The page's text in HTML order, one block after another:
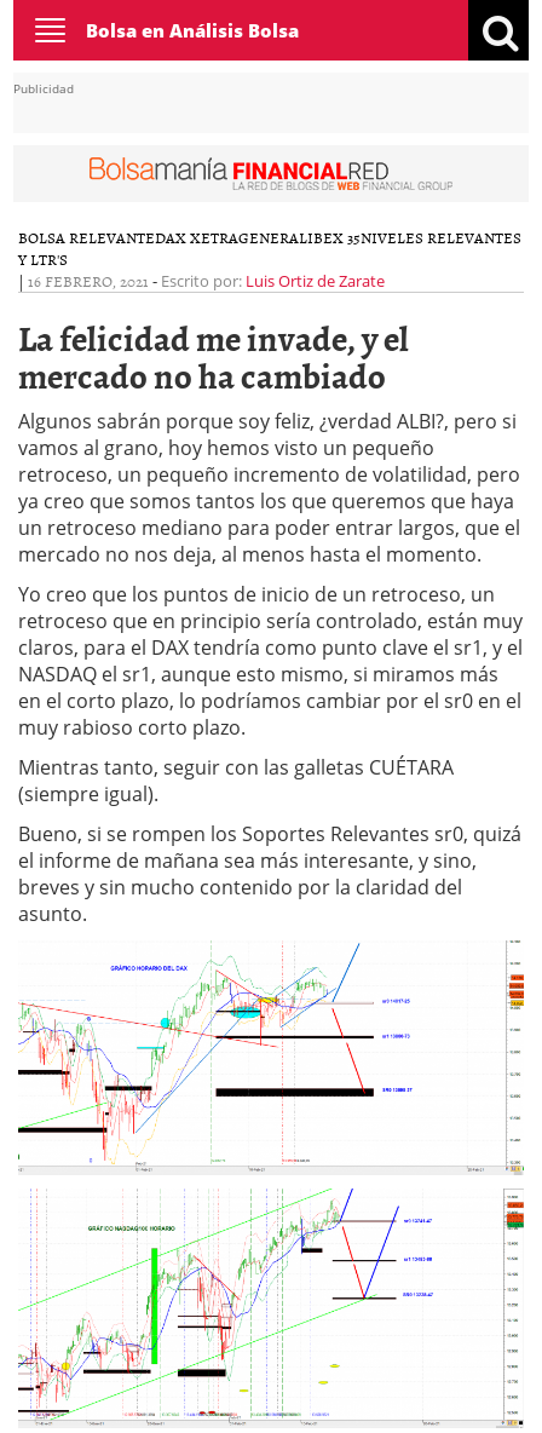
Toggle
navigation
Bolsa en Análisis Bolsa
Publicidad
BOLSA RELEVANTEDAX XETRAGENERALIBEX 35NIVELES RELEVANTES
Y LTR'S
| 16 FEBRERO, 2021 - Escrito por: Luis Ortiz de Zarate
La felicidad me invade, y el
mercado no ha cambiado
Algunos sabrán porque soy feliz, ¿verdad ALBI?, pero si
vamos al grano, hoy hemos visto un pequeño
retroceso, un pequeño incremento de volatilidad, pero
ya creo que somos tantos los que queremos que haya
un retroceso mediano para poder entrar largos, que el
mercado no nos deja, al menos hasta el momento.
Yo creo que los puntos de inicio de un retroceso, un
retroceso que en principio sería controlado, están muy
claros, para el DAX tendría como punto clave el sr1, y el
NASDAQ el sr1, aunque esto mismo, si miramos más
en el corto plazo, lo podríamos cambiar por el sr0 en el
muy rabioso corto plazo.
Mientras tanto, seguir con las galletas CUÉTARA
(siempre igual).
Bueno, si se rompen los Soportes Relevantes sr0, quizá
el informe de mañana sea más interesante, y sino,
breves y sin mucho contenido por la claridad del
asunto.